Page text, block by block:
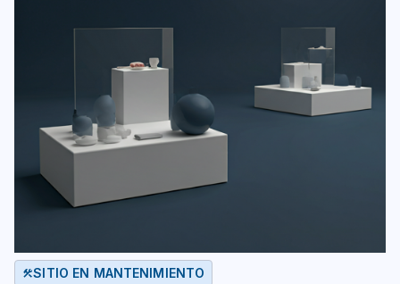
constructionSITIO EN MANTENIMIENTO